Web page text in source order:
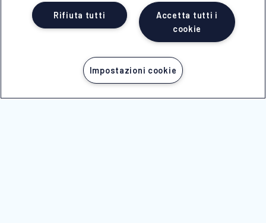
PARTI ORA
Accetta tutti i
cookie
Rifiuta tutti
Impostazioni cookie